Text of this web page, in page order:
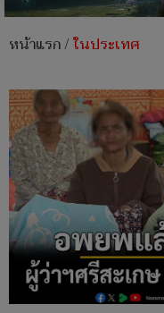
หน้าแรก/ในประเทศ